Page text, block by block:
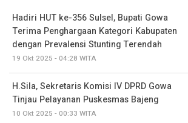
Hadiri HUT ke-356 Sulsel, Bupati Gowa
Terima Penghargaan Kategori Kabupaten
dengan Prevalensi Stunting Terendah
19 Okt 2025 - 04:28 WITA
H.Sila, Sekretaris Komisi IV DPRD Gowa
Tinjau Pelayanan Puskesmas Bajeng
10 Okt 2025 - 00:33 WITA